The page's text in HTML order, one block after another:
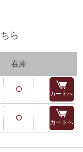
ら
在庫
○ カートへ
○ カートへ